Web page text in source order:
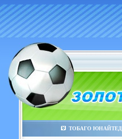
ТОБАГО ЮНАЙТЕД